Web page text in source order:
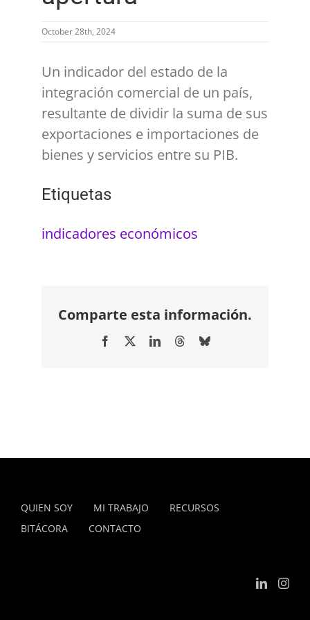
October 28th, 2024
Un indicador del estado de la
integración comercial de un país,
resultante de dividir la suma de sus
exportaciones e importaciones de
bienes y servicios entre su PIB.
Etiquetas
indicadores económicos
Comparte esta información.
Facebook LinkedInThreadsBluesky
QUIEN SOY MI TRABAJO
RECURSOS
BITÁCORA
CONTACTO